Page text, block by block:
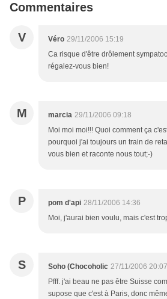
Commentaires
V Véro 29/11/2006 15:19
Ca risque d'être drôlement
régalez-vous bien!
M marcia 29/11/2006 09:18
Moi moi moi!!! Quoi comment ça
pourquoi j'ai toujours un train de
vous bien et raconte nous tout;-)
P pom d'api 28/11/2006 14:36
Moi, j'aurai bien voulu, mais c'est
S Soho (Chocoholic 27/11/2006 20:07
Pfff. j'ai beau ne pas être Suisse
supose que c'est à Paris, donc